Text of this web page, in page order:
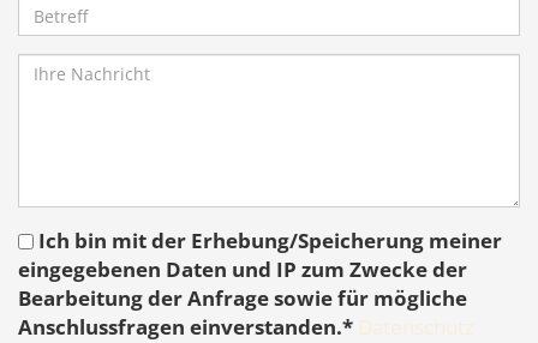
Ich bin mit der Erhebung/Speicherung meiner
eingegebenen Daten und IP zum Zwecke der
Bearbeitung der Anfrage sowie für mögliche
Anschlussfragen einverstanden.* Datenschutz